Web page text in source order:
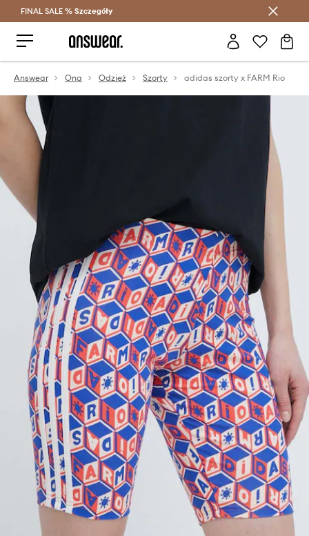
Oszczędzaj z Answear Club >
FINAL SALE % Szczegóły
Answear Ona Odzież Szorty adidas szorty x FARM Rio